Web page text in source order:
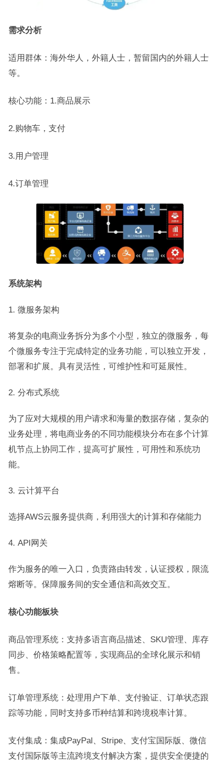
需求分析
适用群体：海外华人，外籍人士，暂留国内的外籍人士
等。
核心功能：1.商品展示
2.购物车，支付
3.用户管理
4.订单管理
系统架构
微服务架构
将复杂的电商业务拆分为多个小型，独立的微服务，每
个微服务专注于完成特定的业务功能，可以独立开发，
部署和扩展。具有灵活性，可维护性和可延展性。
分布式系统
为了应对大规模的用户请求和海量的数据存储，复杂的
业务处理，将电商业务的不同功能模块分布在多个计算
机节点上协同工作，提高可扩展性，可用性和系统功
能。
云计算平台
选择AWS云服务提供商，利用强大的计算和存储能力
API网关
作为服务的唯一入口，负责路由转发，认证授权，限流
熔断等。保障服务间的安全通信和高效交互。
核心功能板块
商品管理系统：支持多语言商品描述、SKU管理、库存
同步、价格策略配置等，实现商品的全球化展示和销
售。
订单管理系统：处理用户下单、支付验证、订单状态跟
踪等功能，同时支持多币种结算和跨境税率计算。
支付集成：集成PayPal、Stripe、支付宝国际版、微信
支付国际版等主流跨境支付解决方案，提供安全便捷的